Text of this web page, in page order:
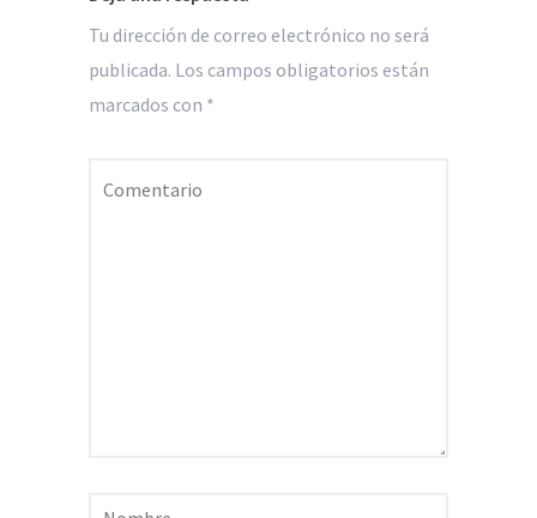
Tu dirección de correo electrónico no será
publicada. Los campos obligatorios están
marcados con *